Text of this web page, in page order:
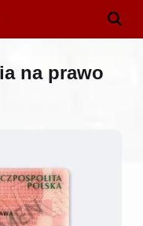
na prawo